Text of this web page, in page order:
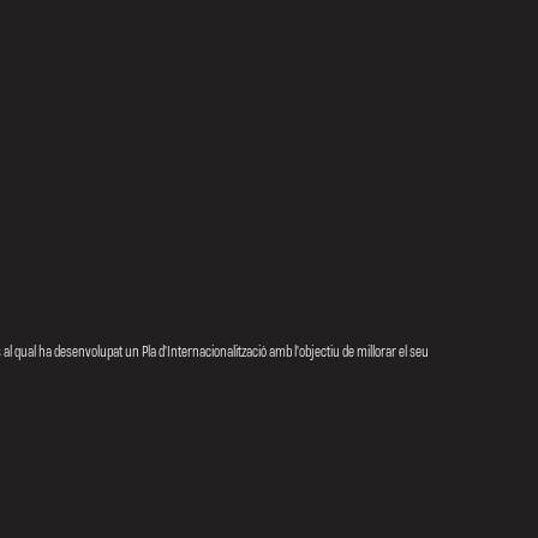
qual ha desenvolupat un Pla d'Internacionalització amb l'objectiu de millorar el seu